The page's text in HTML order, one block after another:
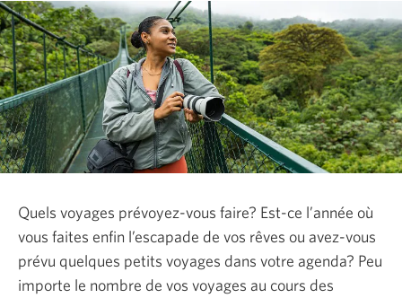
Quels voyages prévoyez-vous faire? Est-ce l’année où
vous faites enfin l’escapade de vos rêves ou avez-vous
prévu quelques petits voyages dans votre agenda? Peu
importe le nombre de vos voyages au cours des